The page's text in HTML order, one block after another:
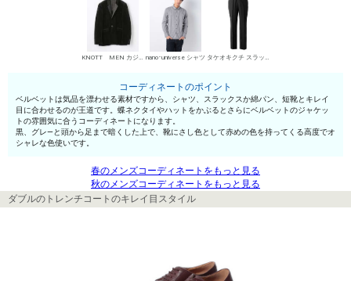
KNOTT MEN カジュアルジャケット nano･universe シャツ タケオキクチ スラックス
コーディネートのポイント
ベルベットは気品を漂わせる素材ですから、シャツ、スラックスか綿パン、短靴とキレイ
目に合わせるのが王道です。蝶ネクタイやハットをかぶるとさらにベルベットのジャケッ
トの雰囲気に合うコーディネートになります。
黒、グレ—と頭から足まで暗くした上で、靴にさし色として赤めの色を持ってくる高度でオ
シャレな色使いです。
春のメンズコーディネートをもっと見る
秋のメンズコーディネートをもっと見る
ダブルのトレンチコートのキレイ目スタイル